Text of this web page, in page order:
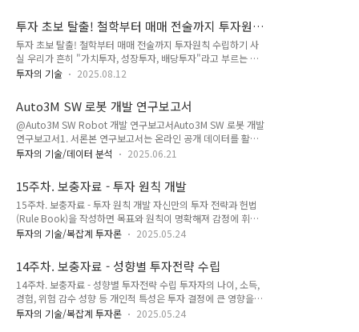
장은 이미 스스로 움직이고 있는 거대한 흐름이다. Art. 1 —
Nature of the Market The market is not something to be
beaten. It is a flow already in motion.제2조 — 자연스러운
조정 (Natural Adjustment) 시장은 스스로 과열되고 스스로 식
는다. 나는 그 자연스러운 순리를 방해하거나 거스르지 않는다.
투자 초보 탈출! 철학부터 매매 전술까지 투자원
칙 수립하기
투자 초보 탈출! 철학부터 매매 전술까지 투자원칙 수립하기 사
실 우리가 흔히 "가치투자, 성장투자, 배당투자"라고 부르는 것
들은 엄밀히 말하면 ‘전략(strategy)’이라기보다는 종목을 선택
눌림목 매매, 피라미딩 같은 것은 종목이 선정된 이후 실제로 매
수·매도 시점을 잡고 포지션을 관리하는 매매 전술적(tactic) 도
구에 해당합니다. 이 글에서는 투자원칙을 철학(Philosophy)
과, 전략(Strategy) 그리고, 전술(Tactic) 등 3 수준으로 구분하
여 정리함으로써, 투자 논리를 세울 때 ‘대상 선택–운용 방법–실
를 위한 투자 판단이 체계적이고 일관성 있게 유지될..
투자의 기술 2025.08.12
Auto3M SW 로봇 개발 연구보고서
@Auto3M SW Robot 개발 연구보고서Auto3M SW 로봇 개발
연구보고서1. 서론본 연구보고서는 온라인 공개 데이터를 활용
한 자동화된 Auto3M SW 로봇 개발에 대한 심층적인 분석 및 설
의사결정을 돕고, 반복적이고 시간 소모적인 작업을 자동화하기
위한 방안으로 Market "Intelligence Robot", Stock Analysis
and "Choice Robot", Order/Scheduling Stock "Trade
Robot"의 세 가지 핵심 로봇으로 구성된 시스템을 제안합니다.
이 보고서는 각 로봇의 기능 체계, 시스템 환경 제안, 데이터베이
을 제공합니다...
투자의 기술/데이터 분석 2025.06.21
15주차. 보충자료 - 투자 원칙 개발
15주차. 보충자료 - 투자 원칙 개발 자신만의 투자 전략과 헌법
(Rule Book)을 작성하면 목표와 원칙이 명확해져 감정에 휘둘
리지 않고 일관된 의사결정을 할 수 있습니다. 그리고 정기적으
재정 상황에 맞춰 유연하게 대응할 수 있어 장기적인 재무 안정
성과 목표 달성에 도움이 됩니다. 이러한 과정은 투자 실수와 불
필요한 위험을 줄이고, 자신의 투자 성향에 맞는 효율적인 자산
배분과 리스크 관리가 가능하게 해줍니다.Ⅰ. 투자 전략 설계 가
이드지금까지 학습한 거시환경 분석, 시스템 사고, 주역 변화론,
투자의 기술/복잡계 투자론 2025.05.24
14주차. 보충자료 - 성향별 투자전략 수립
14주차. 보충자료 - 성향별 투자전략 수립 투자자의 나이, 소득,
경험, 위험 감수 성향 등 개인적 특성은 투자 결정에 큰 영향을
미치게 됩니다. 생애주기 투자 이론과 투자 성향 분석 도구를 활
투자의 기술/복잡계 투자론 2025.05.24